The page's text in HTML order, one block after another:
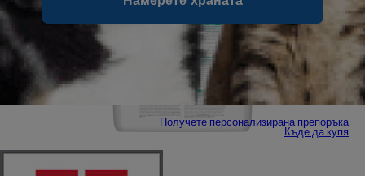
Получете персонализирана препоръка
Къде да купя